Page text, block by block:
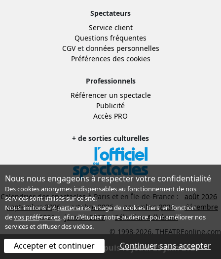
Spectateurs
Service client
Questions fréquentes
CGVet données personnelles
Préférences des cookies
Professionnels
Référencer un spectacle
Publicité
Accès PRO
+ de sorties culturelles
Calendrier des spectacles à Paris et en Île-de-France :
août 2026
septembre 2026
octobre 2026 novembre 2026
décembre
2026
janvier 2027
Sélection Adhérent
© 1998-2026, THEATREonline.com
Spectacle terminé depuis le jeudi 25 juin 2026
Nous nous engageons à respecter votre confidentialité
Des cookies anonymes indispensables au fonctionnement de nos
services sont utilisés sur ce site.
Nous limitons à4 partenairesl’usage de cookies tiers, en fonction
devos préférences, afin d'étudier notre audience pour améliorer nos
services et diffuser des vidéos.
Accepter et continuer Continuer sans accepter